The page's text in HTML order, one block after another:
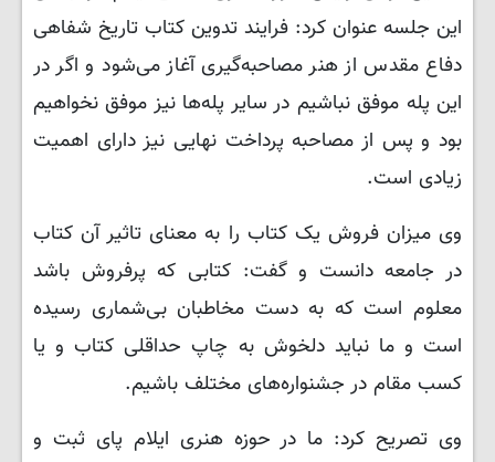
این جلسه عنوان کرد: فرایند تدوین کتاب تاریخ شفاهی
دفاع مقدس از هنر مصاحبه‌گیری آغاز می‌شود و اگر در
این پله موفق نباشیم در سایر پله‌ها نیز موفق نخواهیم
بود و پس از مصاحبه پرداخت نهایی نیز دارای اهمیت
زیادی است.
وی میزان فروش یک کتاب را به معنای تاثیر آن کتاب
در جامعه دانست و گفت: کتابی که پرفروش باشد
معلوم است که به دست مخاطبان بی‌شماری رسیده
است و ما نباید دلخوش به چاپ حداقلی کتاب و یا
کسب مقام در جشنواره‌های مختلف باشیم.
وی تصریح کرد: ما در حوزه هنری ایلام پای ثبت و